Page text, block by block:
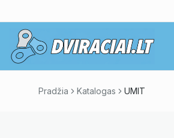
Pradžia Katalogas UMIT